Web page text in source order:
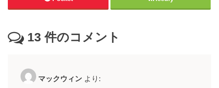
13 件のコメント
マックウィン より: